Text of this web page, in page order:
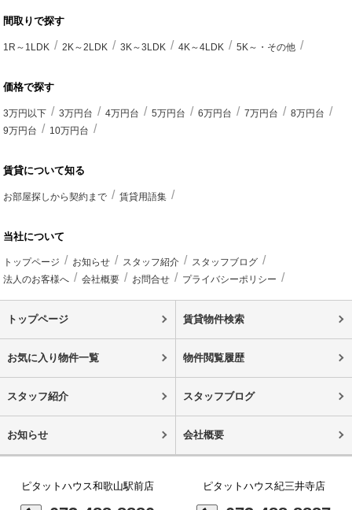
間取りで探す
1R～1LDK 2K～2LDK 3K～3LDK 4K～4LDK 5K～・その他
価格で探す
3万円以下 3万円台 4万円台 5万円台 6万円台 7万円台
8万円台
9万円台
10万円台
賃貸について知る
お部屋探しから契約まで 賃貸用語集
当社について
トップページ お知らせ スタッフ紹介
スタッフブログ
法人のお客様へ
会社概要 お問合せ プライバシーポリシー
トップページ 賃貸物件検索
お気に入り物件一覧 物件閲覧履歴
スタッフ紹介 スタッフブログ
お知らせ 会社概要
ピタットハウス和歌山駅前店 ピタットハウス紀三井寺店